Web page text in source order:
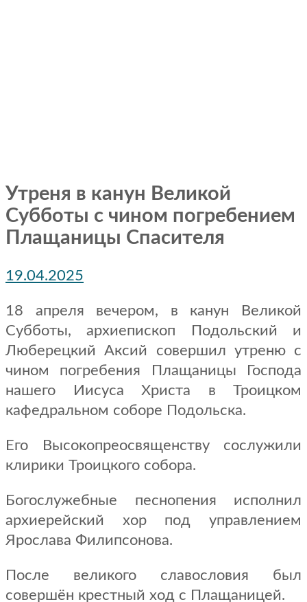
Утреня в канун Великой
Субботы с чином погребением
Плащаницы Спасителя
19.04.2025
18 апреля вечером, в канун Великой
Субботы, архиепископ Подольский и
Люберецкий Аксий совершил утреню с
чином погребения Плащаницы Господа
нашего Иисуса Христа в Троицком
кафедральном соборе Подольска.
Его Высокопреосвященству сослужили
клирики Троицкого собора.
Богослужебные песнопения исполнил
архиерейский хор под управлением
Ярослава Филипсонова.
После великого славословия был
совершён крестный ход с Плащаницей.